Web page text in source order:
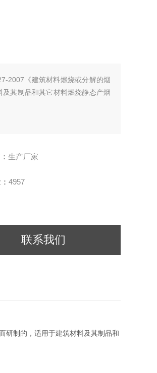
2007《建筑材料燃烧或分解的烟
其制品和其它材料燃烧静态产烟
生产厂家
4957
联系我们
研制的，适用于建筑材料及其制品和